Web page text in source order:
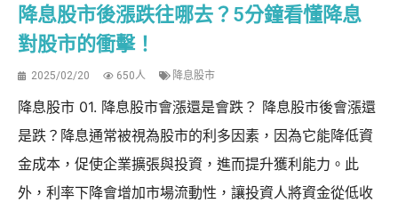
降息股市後漲跌往哪去？5分鐘看懂降息
對股市的衝擊！
2025/02/20 650人 降息股市
降息股市 01. 降息股市會漲還是會跌？ 降息股市後會漲還
是跌？降息通常被視為股市的利多因素，因為它能降低資
金成本，促使企業擴張與投資，進而提升獲利能力。此
外，利率下降會增加市場流動性，讓投資人將資金從低收